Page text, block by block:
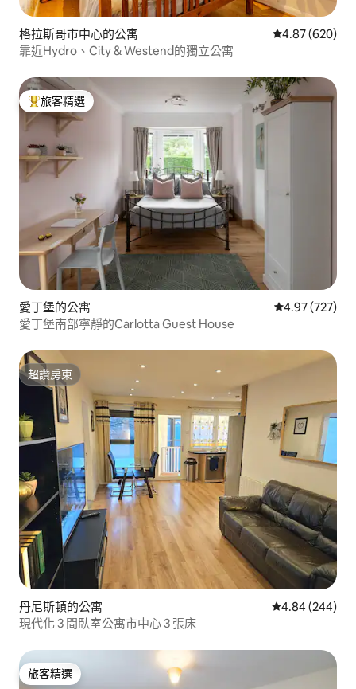
格拉斯哥市中心的公寓 從 620 則評價
4.87 (620)
靠近Hydro、City & Westend的獨立公寓
旅客精選榜首
旅客精選
愛丁堡的公寓 從 727 則評價
4.97 (727)
愛丁堡南部寧靜的Carlotta Guest House
超讚房東
超讚房東
丹尼斯頓的公寓 從 244 則評價
4.84 (244)
現代化 3 間臥室公寓市中心 3 張床
旅客精選
旅客精選